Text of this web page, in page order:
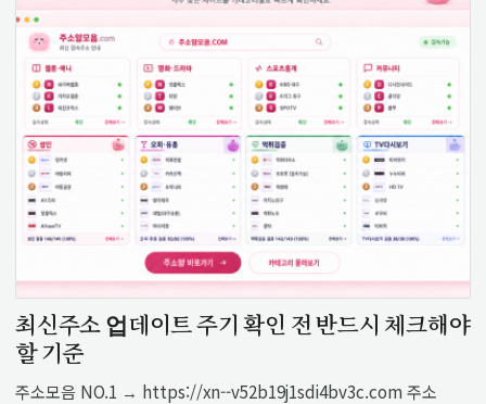
최신주소 업데이트 주기 확인 전 반드시 체크해야
할 기준
주소모음 NO.1 → https://xn--v52b19j1sdi4bv3c.com 주소